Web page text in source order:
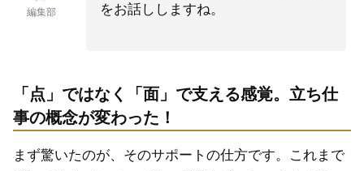
編集部
をお話ししますね。
「点」ではなく「面」で支える感覚。立ち仕
事の概念が変わった！
まず驚いたのが、そのサポートの仕方です。これまで